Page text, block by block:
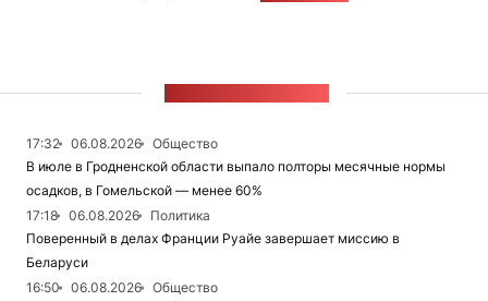
17:32 06.08.2026
Общество
В июле в Гродненской области выпало полторы месячные нормы
осадков, в Гомельской — менее 60%
17:18
06.08.2026
Политика
Поверенный в делах Франции Руайе завершает миссию в
Беларуси
16:50
06.08.2026
Общество